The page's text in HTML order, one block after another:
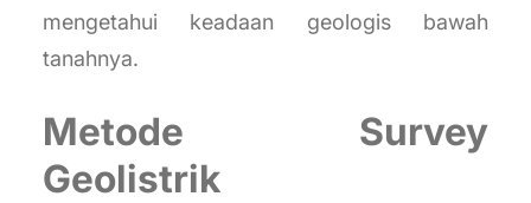
mengetahui keadaan geologis bawah
tanahnya.
Metode Survey
Geolistrik